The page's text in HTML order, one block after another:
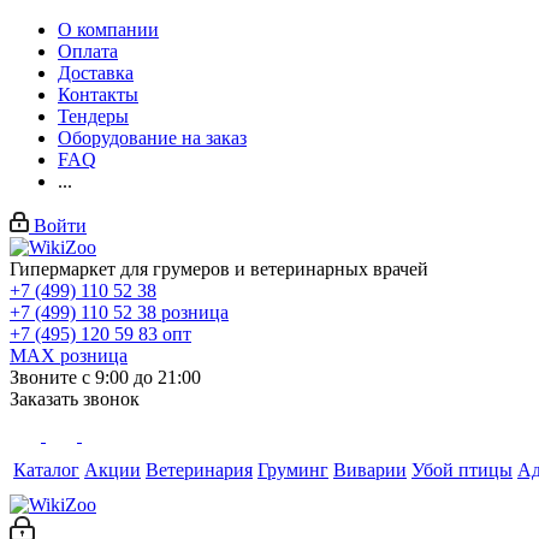
О компании
Оплата
Доставка
Контакты
Тендеры
Оборудование на заказ
FAQ
...
Войти
Гипермаркет для грумеров и ветеринарных врачей
+7 (499) 110 52 38
+7 (499) 110 52 38 розница
+7 (495) 120 59 83 опт
MAX розница
Звоните с 9:00 до 21:00
Заказать звонок
Каталог Акции Ветеринария Груминг Виварии Убой птицы